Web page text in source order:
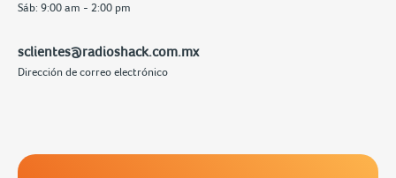
Sáb: 9:00 am - 2:00 pm
sclientes@radioshack.com.mx
Dirección de correo electrónico